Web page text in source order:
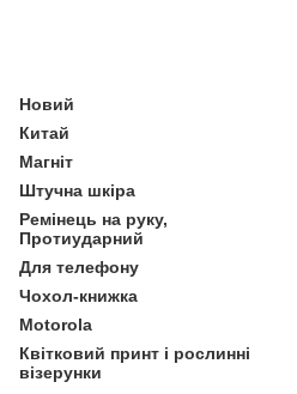
Новий
Китай
Магніт
Штучна шкіра
Ремінець на руку,
Протиударний
Для телефону
Чохол-книжка
Motorola
Квітковий принт і рослинні
візерунки